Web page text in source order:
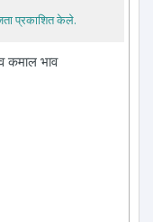
प्रकाशित केले.
कमाल भाव